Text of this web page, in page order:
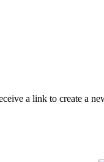
a link to create a